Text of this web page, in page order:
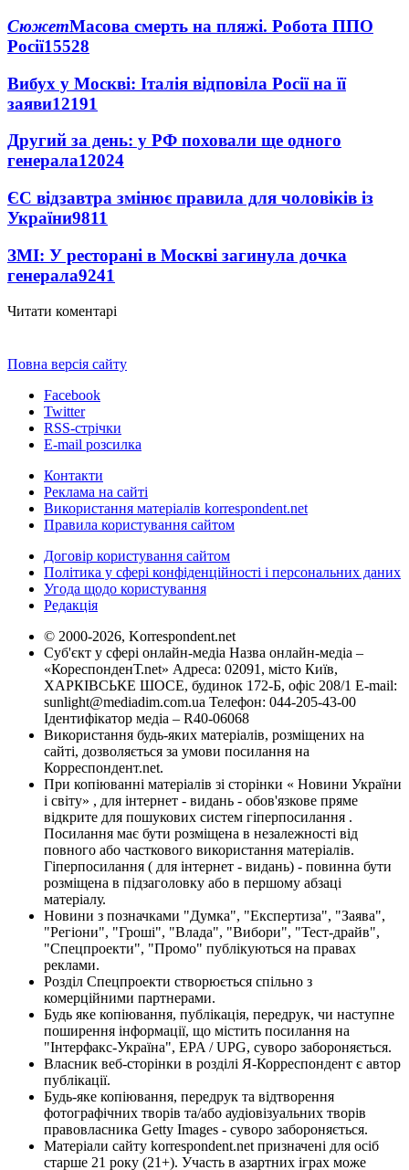
СюжетМасова смерть на пляжі. Робота ППО
Росії15528
Вибух у Москві: Італія відповіла Росії на її
заяви12191
Другий за день: у РФ поховали ще одного
генерала12024
ЄС відзавтра змінює правила для чоловіків із
України9811
ЗМІ: У ресторані в Москві загинула дочка
генерала9241
Читати коментарі
Повна версія сайту
Facebook
Twitter
RSS-стрічки
E-mail розсилка
Контакти
Реклама на сайті
Використання матеріалів korrespondent.net
Правила користування сайтом
Договір користування сайтом
Політика у сфері конфіденційності і персональних даних
Угода щодо користування
Редакція
© 2000-2026, Korrespondent.net
Суб'єкт у сфері онлайн-медіа Назва онлайн-медіа –
«КореспонденТ.net» Адреса: 02091, місто Київ,
ХАРКІВСЬКЕ ШОСЕ, будинок 172-Б, офіс 208/1 E-mail:
sunlight@mediadim.com.ua Телефон: 044-205-43-00
Ідентифікатор медіа – R40-06068
Використання будь-яких матеріалів, розміщених на
сайті, дозволяється за умови посилання на
Корреспондент.net.
При копіюванні матеріалів зі сторінки « Новини України
і світу» , для інтернет - видань - обов'язкове пряме
відкрите для пошукових систем гіперпосилання .
Посилання має бути розміщена в незалежності від
повного або часткового використання матеріалів.
Гіперпосилання ( для інтернет - видань) - повинна бути
розміщена в підзаголовку або в першому абзаці
матеріалу.
Новини з позначками "Думка", "Експертиза", "Заява",
"Регіони", "Гроші", "Влада", "Вибори", "Тест-драйв",
"Спецпроекти", "Промо" публікуються на правах
реклами.
Розділ Спецпроекти створюється спільно з
комерційними партнерами.
Будь яке копіювання, публікація, передрук, чи наступне
поширення інформації, що містить посилання на
"Інтерфакс-Україна", EPA / UPG, суворо забороняється.
Власник веб-сторінки в розділі Я-Корреспондент є автор
публікації.
Будь-яке копіювання, передрук та відтворення
фотографічних творів та/або аудіовізуальних творів
правовласника Getty Images - суворо забороняється.
Матеріали сайту korrespondent.net призначені для осіб
старше 21 року (21+). Участь в азартних іграх може